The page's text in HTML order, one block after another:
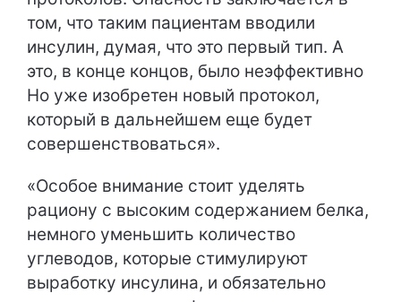
том, что таким пациентам вводили
инсулин, думая, что это первый тип. А
это, в конце концов, было неэффективно
Но уже изобретен новый протокол,
который в дальнейшем еще будет
совершенствоваться».
«Особое внимание стоит уделять
рациону с высоким содержанием белка,
немного уменьшить количество
углеводов, которые стимулируют
выработку инсулина, и обязательно